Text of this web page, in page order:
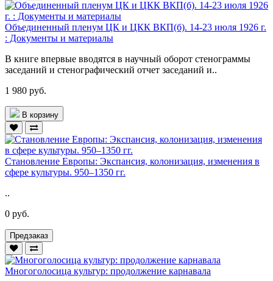
Объединенный пленум ЦК и ЦКК ВКП(б). 14-23 июля 1926 г.
: Документы и материалы
В книге впервые вводятся в научный оборот стенограммы
заседаний и стенографический отчет заседаний и..
1 980 руб.
В корзину
Становление Европы: Экспансия, колонизация, изменения в
сфере культуры. 950–1350 гг.
..
0 руб.
Предзаказ
Многоголосица культур: продолжение карнавала